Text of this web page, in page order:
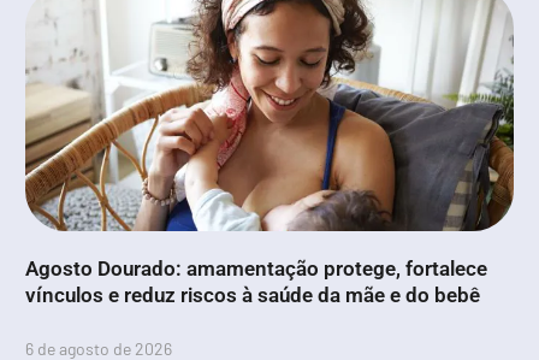
Agosto Dourado: amamentação protege, fortalece
vínculos e reduz riscos à saúde da mãe e do bebê
6 de agosto de 2026